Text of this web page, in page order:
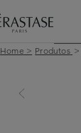
Home > Produtos >